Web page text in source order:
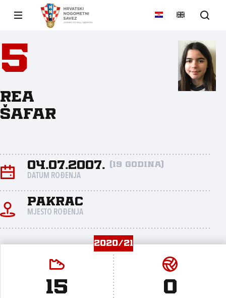
5
Rea
Šafar
04.07.2007. (19 godina)
DATUM ROĐENJA
Pakrac
MJESTO ROĐENJA
2020/21
15 0